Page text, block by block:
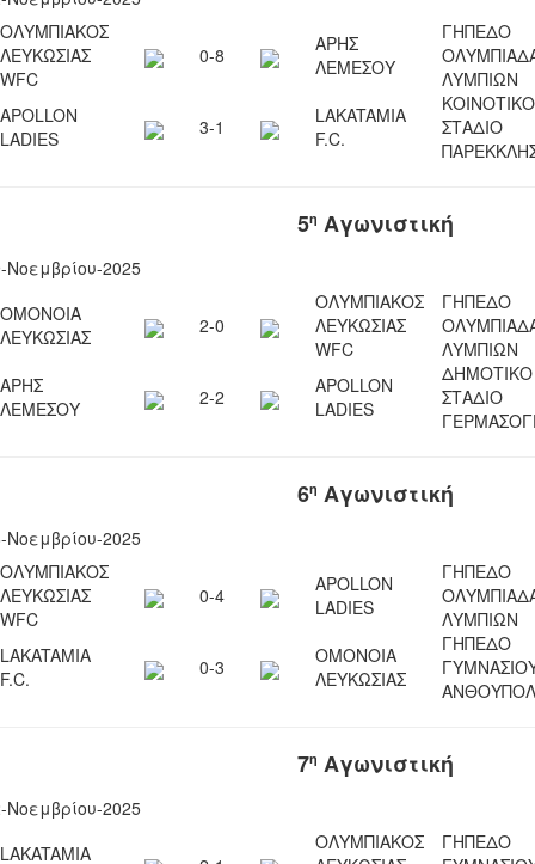
ΟΛΥΜΠΙΑΚΟΣ
ΛΕΥΚΩΣΙΑΣ
WFC
0-8
ΑΡΗΣ
ΛΕΜΕΣΟΥ
ΓΗΠΕΔΟ
ΛΥΜΠΙΩΝ
APOLLON
LADIES
3-1
LAKATAMIA
F.C.
ΚΟΙΝΟΤΙΚΟ
ΣΤΑΔΙΟ
5η Αγωνιστική
Νοεμβρίου-2025
ΟΜΟΝΟΙΑ
ΛΕΥΚΩΣΙΑΣ
2-0
ΟΛΥΜΠΙΑΚΟΣ
ΛΕΥΚΩΣΙΑΣ
WFC
ΓΗΠΕΔΟ
ΛΥΜΠΙΩΝ
ΑΡΗΣ
ΛΕΜΕΣΟΥ
2-2
APOLLON
LADIES
ΔΗΜΟΤΙΚΟ
ΣΤΑΔΙΟ
6η Αγωνιστική
Νοεμβρίου-2025
ΟΛΥΜΠΙΑΚΟΣ
ΛΕΥΚΩΣΙΑΣ
WFC
0-4
APOLLON
LADIES
ΓΗΠΕΔΟ
ΛΥΜΠΙΩΝ
LAKATAMIA
F.C.
0-3
ΟΜΟΝΟΙΑ
ΛΕΥΚΩΣΙΑΣ
ΓΗΠΕΔΟ
7η Αγωνιστική
Νοεμβρίου-2025
LAKATAMIA
ΟΛΥΜΠΙΑΚΟΣ
ΓΗΠΕΔΟ